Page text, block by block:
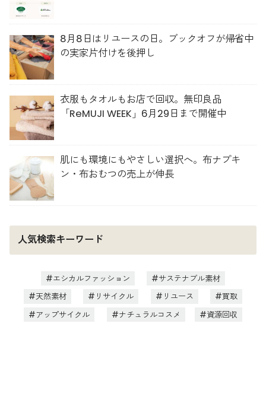
8月8日はリユースの日。ブックオフが帰省中
の実家片付けを後押し
衣服もタオルもお店で回収。無印良品
「ReMUJI WEEK」6月29日まで開催中
肌にも環境にもやさしい選択へ。布ナプキ
ン・布おむつの売上が伸長
人気検索キーワード
エシカルファッション
サステナブル素材
天然素材
リサイクル リユース
買取
アップサイクル
ナチュラルコスメ 資源回収